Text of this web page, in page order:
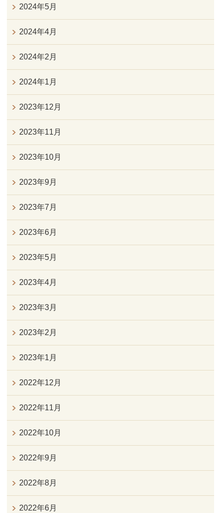
2024年5月
2024年4月
2024年2月
2024年1月
2023年12月
2023年11月
2023年10月
2023年9月
2023年7月
2023年6月
2023年5月
2023年4月
2023年3月
2023年2月
2023年1月
2022年12月
2022年11月
2022年10月
2022年9月
2022年8月
2022年6月